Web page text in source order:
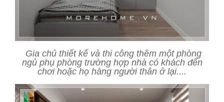
Gia chủ thiết kế và thi công thêm một phòng
ngủ phụ phòng trường hợp nhà có khách đến
chơi hoặc họ hàng người thân ở lại....